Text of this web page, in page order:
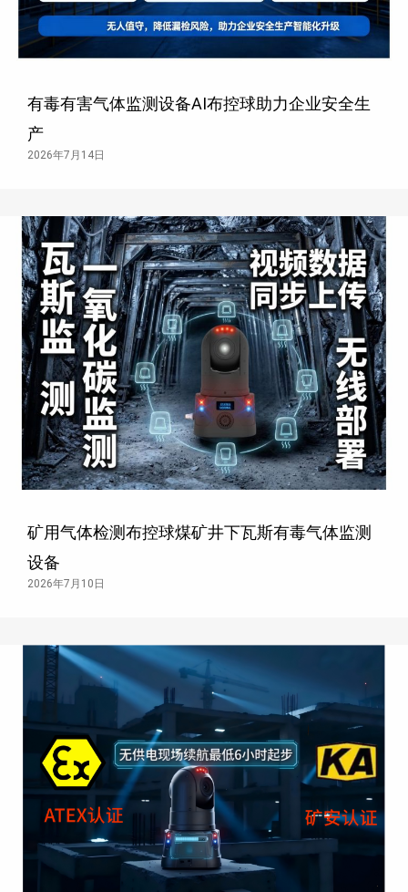
有毒有害气体监测设备AI布控球助力企业安全生
产
2026年7月14日
矿用气体检测布控球煤矿井下瓦斯有毒气体监测
设备
2026年7月10日